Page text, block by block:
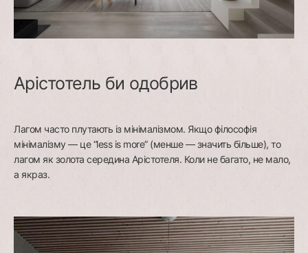
Арістотель би одобрив
Лагом часто плутають із мінімалізмом. Якщо філософія
мінімалізму — це “less is more” (менше — значить більше), то
лагом як золота середина Арістотеля. Коли не багато, не мало,
а якраз.